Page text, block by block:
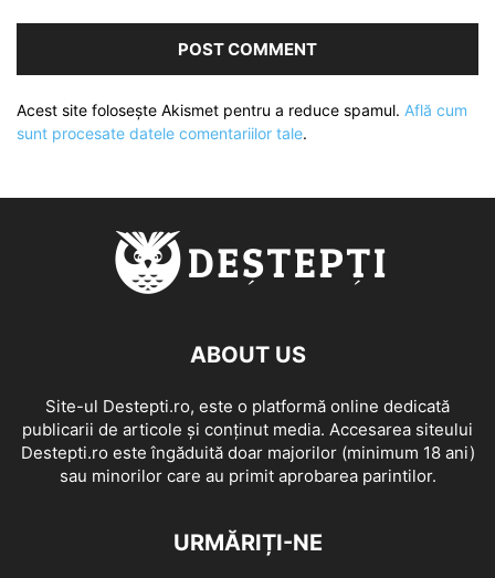
Acest site folosește Akismet pentru a reduce spamul. Află cum
sunt procesate datele comentariilor tale.
ABOUT US
Site-ul Destepti.ro, este o platformă online dedicată
publicarii de articole și conținut media. Accesarea siteului
Destepti.ro este îngăduită doar majorilor (minimum 18 ani)
sau minorilor care au primit aprobarea parintilor.
URMĂRIȚI-NE